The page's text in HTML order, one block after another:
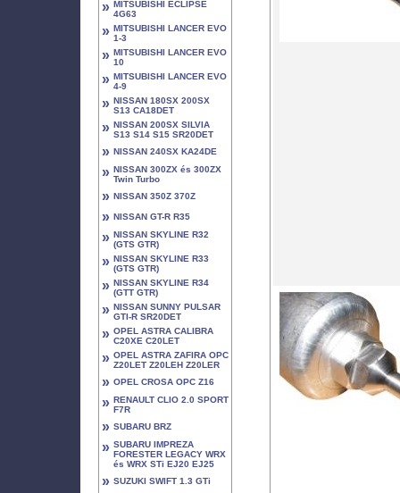
» MITSUBISHI ECLIPSE
4G63
» MITSUBISHI LANCER EVO
1-3
» MITSUBISHI LANCER EVO
10
» MITSUBISHI LANCER EVO
4-9
» NISSAN 180SX 200SX
S13 CA18DET
» NISSAN 200SX SILVIA
S13 S14 S15 SR20DET
» NISSAN 240SX KA24DE
» NISSAN 300ZX és 300ZX
Twin Turbo
» NISSAN 350Z 370Z
» NISSAN GT-R R35
» NISSAN SKYLINE R32
(GTS GTR)
» NISSAN SKYLINE R33
(GTS GTR)
» NISSAN SKYLINE R34
(GTT GTR)
» NISSAN SUNNY PULSAR
GTI-R SR20DET
» OPEL ASTRA CALIBRA
C20XE C20LET
» OPEL ASTRA ZAFIRA OPC
Z20LET Z20LEH Z20LER
» OPEL CROSA OPC Z16
» RENAULT CLIO 2.0 SPORT
F7R
» SUBARU BRZ
» SUBARU IMPREZA
FORESTER LEGACY WRX
és WRX STi EJ20 EJ25
» SUZUKI SWIFT 1.3 GTi